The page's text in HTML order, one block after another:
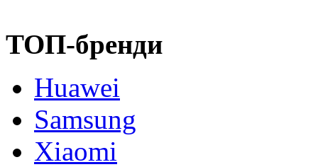
ТОП-бренди
Huawei
Samsung
Xiaomi